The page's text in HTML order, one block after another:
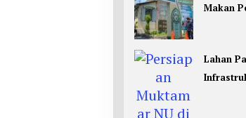
Makan
Lahan